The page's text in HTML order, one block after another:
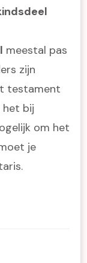
meestal pas
zijn
testament
het bij
om het
je